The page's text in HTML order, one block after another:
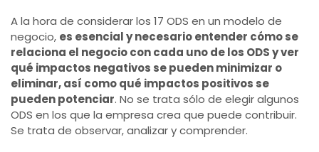
A la hora de considerar los 17 ODS en un modelo de
negocio, es esencial y necesario entender cómo se
relaciona el negocio con cada uno de los ODS y ver
qué impactos negativos se pueden minimizar o
eliminar, así como qué impactos positivos se
pueden potenciar. No se trata sólo de elegir algunos
ODS en los que la empresa crea que puede contribuir.
Se trata de observar, analizar y comprender.